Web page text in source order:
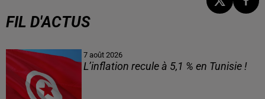
FIL D'ACTUS
7 août 2026
L’inflation recule à 5,1 % en Tunisie !